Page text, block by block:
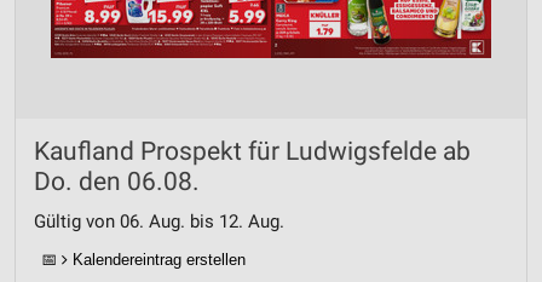
Kaufland Prospekt für Ludwigsfelde ab
Do. den 06.08.
Gültig von 06. Aug. bis 12. Aug.
📅 Kalendereintrag erstellen